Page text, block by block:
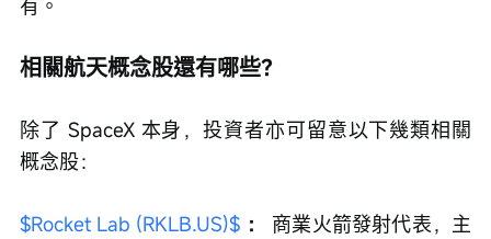
有。
相關航天概念股還有哪些？
除了 SpaceX 本身，投資者亦可留意以下幾類相關
概念股：
$Rocket Lab (RKLB.US)$ ：
商業火箭發射代表，主